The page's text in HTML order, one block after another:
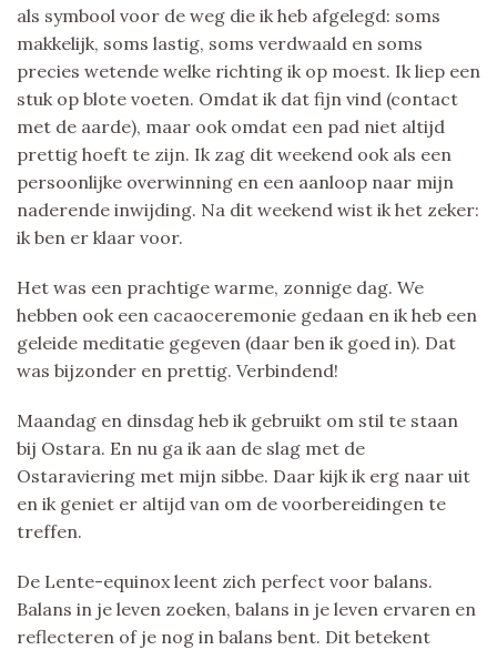
als symbool voor de weg die ik heb afgelegd: soms
makkelijk, soms lastig, soms verdwaald en soms
precies wetende welke richting ik op moest. Ik liep een
stuk op blote voeten. Omdat ik dat fijn vind (contact
met de aarde), maar ook omdat een pad niet altijd
prettig hoeft te zijn. Ik zag dit weekend ook als een
persoonlijke overwinning en een aanloop naar mijn
naderende inwijding. Na dit weekend wist ik het zeker:
ik ben er klaar voor.
Het was een prachtige warme, zonnige dag. We
hebben ook een cacaoceremonie gedaan en ik heb een
geleide meditatie gegeven (daar ben ik goed in). Dat
was bijzonder en prettig. Verbindend!
Maandag en dinsdag heb ik gebruikt om stil te staan
bij Ostara. En nu ga ik aan de slag met de
Ostaraviering met mijn sibbe. Daar kijk ik erg naar uit
en ik geniet er altijd van om de voorbereidingen te
treffen.
De Lente-equinox leent zich perfect voor balans.
Balans in je leven zoeken, balans in je leven ervaren en
reflecteren of je nog in balans bent. Dit betekent